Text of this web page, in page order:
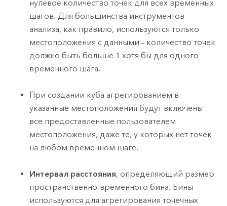
нулевое количество точек для всех временных
шагов. Для большинства инструментов
анализа, как правило, используются только
местоположения с данными – количество точек
должно быть больше 1 хотя бы для одного
временного шага.
При создании куба агрегированием в
указанные местоположения будут включены
все предоставленные пользователем
местоположения, даже те, у которых нет точек
на любом временном шаге.
Интервал расстояния, определяющий размер
пространственно-временного бина. Бины
используются для агрегирования точечных